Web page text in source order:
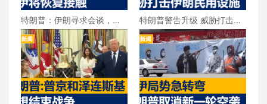
特朗普：伊朗寻求会谈，美
伊将恢复接触
特朗普警告升级 威胁打击伊
朗民用设施